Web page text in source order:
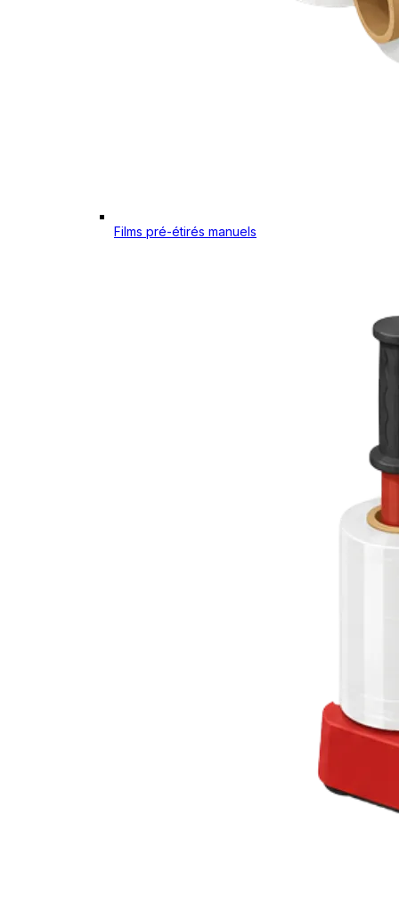
Films pré-étirés manuels